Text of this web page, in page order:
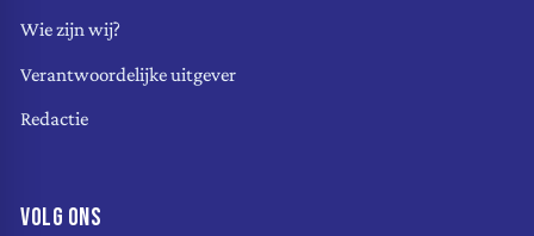
Wie zijn wij?
Verantwoordelijke uitgever
Redactie
VOLG ONS